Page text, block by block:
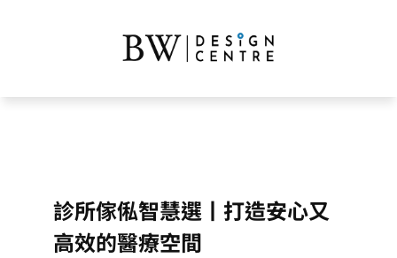
診所傢俬智慧選丨打造安心又
高效的醫療空間